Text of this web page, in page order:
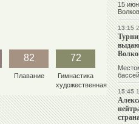
82
Плавание
72
Гимнастика
художественная
15
13:15
15:45